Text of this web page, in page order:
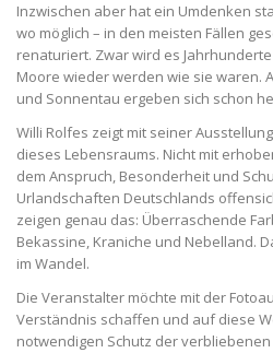
Inzwischen aber hat ein Umdenken
wo möglich – in den meisten Fällen
renaturiert. Zwar wird es
Moore wieder werden wie sie waren.
und Sonnentau ergeben sich schon
Willi Rolfes zeigt mit seiner
dieses Lebensraums. Nicht mit
dem Anspruch, Besonderheit und
Urlandschaften Deutschlands
zeigen genau das: Überraschende
Bekassine, Kraniche und Nebelland.
im Wandel.
Die Veranstalter möchte mit der
Verständnis schaffen und auf diese
notwendigen Schutz der